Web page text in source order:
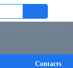
Contacts